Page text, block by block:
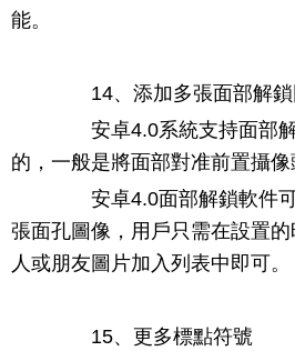
能。
14、添加多張面部解鎖
安卓4.0系統支持面部解
的，一般是將面部對准前置攝像
安卓4.0面部解鎖軟件可
張面孔圖像，用戶只需在設置
人或朋友圖片加入列表中即可。
15、更多標點符號